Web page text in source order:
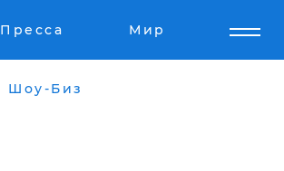
Пресса Мир
Шоу-Биз